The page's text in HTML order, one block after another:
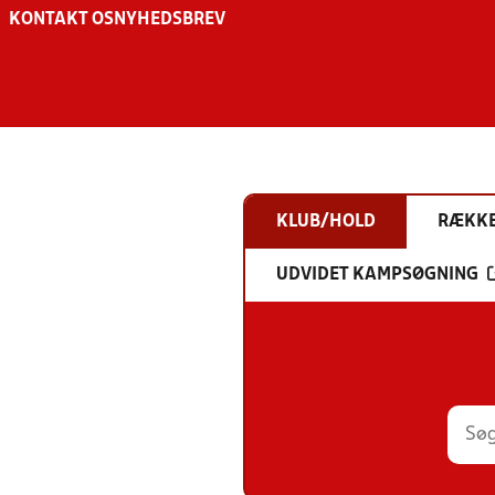
KONTAKT OS NYHEDSBREV
KLUB/HOLD
UDVIDET KAMPSØGNING